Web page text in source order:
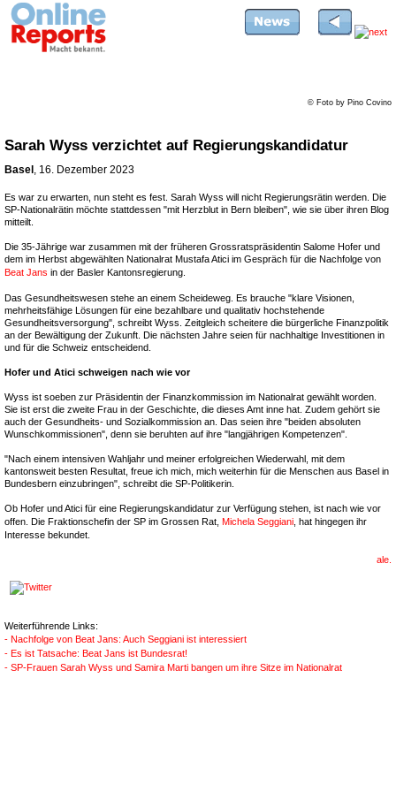
© Foto by Pino Covino
Sarah Wyss verzichtet auf Regierungskandidatur
Basel , 16. Dezember 2023
Es war zu erwarten, nun steht es fest. Sarah Wyss will nicht Regierungsrätin werden. Die
SP-Nationalrätin möchte stattdessen "mit Herzblut in Bern bleiben", wie sie über ihren Blog
mitteilt.
Die 35-Jährige war zusammen mit der früheren Grossratspräsidentin Salome Hofer und
dem im Herbst abgewählten Nationalrat Mustafa Atici im Gespräch für die Nachfolge von
Beat Jans in der Basler Kantonsregierung.
Das Gesundheitswesen stehe an einem Scheideweg. Es brauche "klare Visionen,
mehrheitsfähige Lösungen für eine bezahlbare und qualitativ hochstehende
Gesundheitsversorgung", schreibt Wyss. Zeitgleich scheitere die bürgerliche Finanzpolitik
an der Bewältigung der Zukunft. Die nächsten Jahre seien für nachhaltige Investitionen in
und für die Schweiz entscheidend.
Hofer und Atici schweigen nach wie vor
Wyss ist soeben zur Präsidentin der Finanzkommission im Nationalrat gewählt worden.
Sie ist erst die zweite Frau in der Geschichte, die dieses Amt inne hat. Zudem gehört sie
auch der Gesundheits- und Sozialkommission an. Das seien ihre "beiden absoluten
Wunschkommissionen", denn sie beruhten auf ihre "langjährigen Kompetenzen".
"Nach einem intensiven Wahljahr und meiner erfolgreichen Wiederwahl, mit dem
kantonsweit besten Resultat, freue ich mich, mich weiterhin für die Menschen aus Basel in
Bundesbern einzubringen", schreibt die SP-Politikerin.
Ob Hofer und Atici für eine Regierungskandidatur zur Verfügung stehen, ist nach wie vor
offen. Die Fraktionschefin der SP im Grossen Rat, Michela Seggiani , hat hingegen ihr
Interesse bekundet.
ale.
Weiterführende Links:
- Nachfolge von Beat Jans: Auch Seggiani ist interessiert
- Es ist Tatsache: Beat Jans ist Bundesrat!
- SP-Frauen Sarah Wyss und Samira Marti bangen um ihre Sitze im Nationalrat